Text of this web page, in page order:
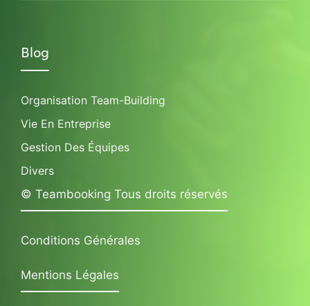
Blog
Organisation Team-Building
Vie En Entreprise
Gestion Des Équipes
Divers
© Teambooking Tous droits réservés
Conditions Générales
Mentions Légales